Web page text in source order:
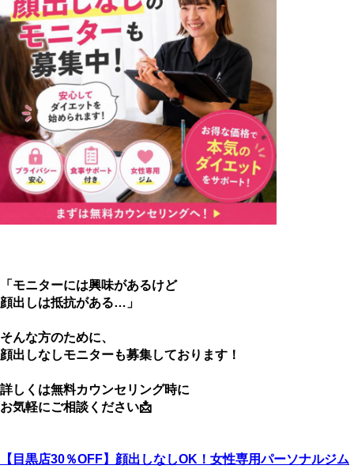
「モニターには興味があるけど
顔出しは抵抗がある…」
そんな方のために、
顔出しなしモニターも募集しております！
詳しくは無料カウンセリング時に
お気軽にご相談ください📩
【目黒店30％OFF】顔出しなしOK！女性専用パーソナルジム